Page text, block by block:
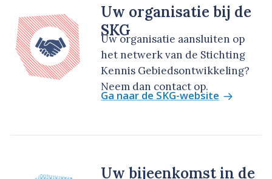
Uw organisatie bij de
SKG
Uw organisatie aansluiten op
het netwerk van de Stichting
Kennis Gebiedsontwikkeling?
Neem dan contact op.
Ga naar de SKG-website
Uw bijeenkomst in de